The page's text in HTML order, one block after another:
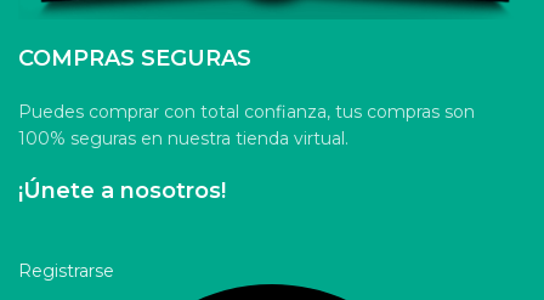
COMPRAS SEGURAS
Puedes comprar con total confianza, tus compras son
100% seguras en nuestra tienda virtual.
¡Únete a nosotros!
Registrarse